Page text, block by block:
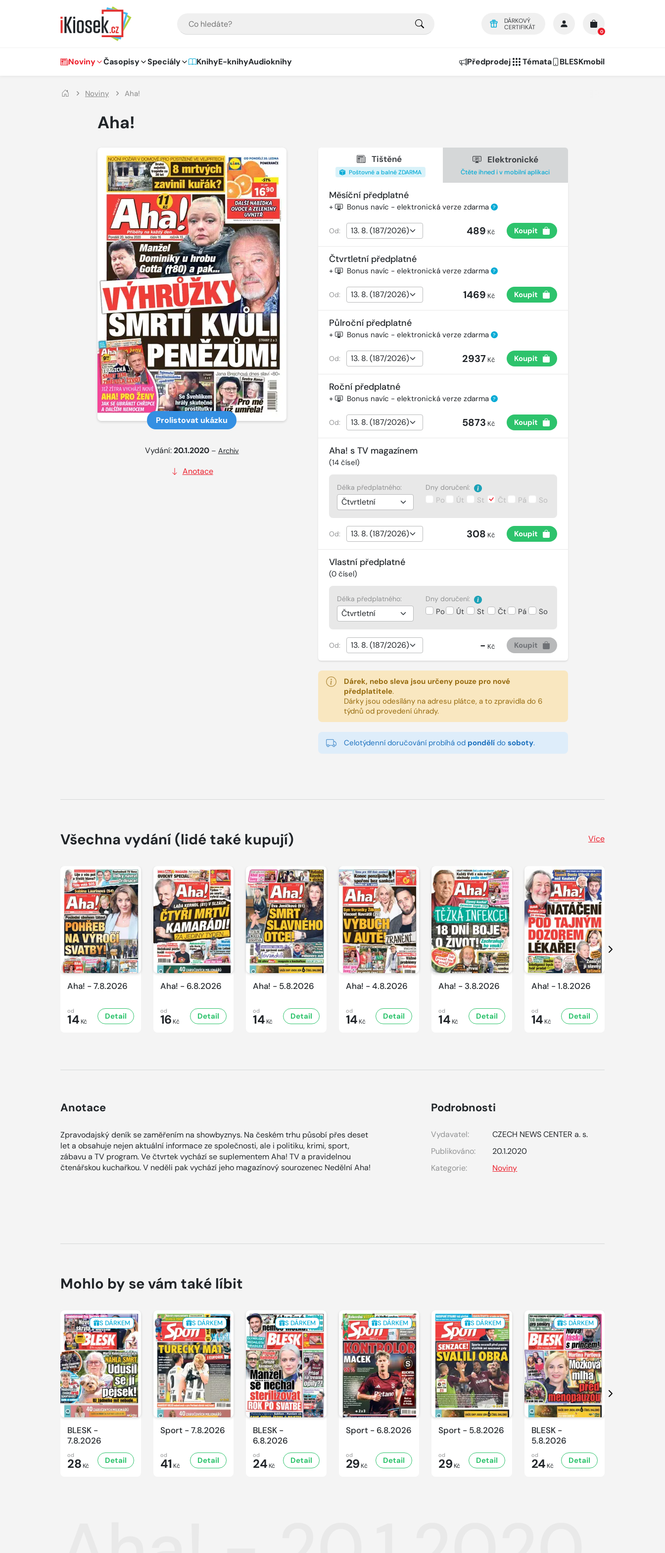
DÁRKOVÝ
CERTIFIKÁT
0
Hlavní navigace
Noviny Časopisy Speciály KnihyE-knihyAudioknihy Předprodej Témata BLESKmobil
Noviny Aha!
Aha!
Prolistovat ukázku
Vydání:20.1.2020 – Archiv
Anotace
Tištěné
Poštovné a balné ZDARMA
Elektronické
Čtěte ihned i v mobilní aplikaci
Měsíční předplatné
+ Bonus navíc - elektronická verze zdarma ?
Od: 489 Kč Koupit
Čtvrtletní předplatné
+ Bonus navíc - elektronická verze zdarma ?
Od: 1469 Kč Koupit
Půlroční předplatné
+ Bonus navíc - elektronická verze zdarma ?
Od: 2937 Kč Koupit
Roční předplatné
+ Bonus navíc - elektronická verze zdarma ?
Od: 5873 Kč Koupit
Aha! s TV magazínem
(14čísel)
Délka předplatného: Dny doručení:
Po Út St Čt Pá So
Od: 308 Kč Koupit
Vlastní předplatné
(0čísel)
Délka předplatného: Dny doručení:
Po Út St Čt Pá So
Od: - Kč Koupit
Dárek, nebo sleva jsou určeny pouze pro nové
předplatitele.
Dárky jsou odesílány na adresu plátce, a to zpravidla do 6
týdnů od provedení úhrady.
Celotýdenní doručování probíhá od pondělído soboty.
Všechna vydání (lidé také kupují) Více
Aha! - 7.8.2026
od
14 Kč
Detail
Aha! - 6.8.2026
od
16 Kč
Detail
Aha! - 5.8.2026
od
14 Kč
Detail
Aha! - 4.8.2026
od
14 Kč
Detail
Aha! - 3.8.2026
od
14 Kč
Detail
Aha! - 1.8.2026
od
14 Kč
Detail
Další
Anotace
Zpravodajský deník se zaměřením na showbyznys. Na českém trhu působí přes deset
let a obsahuje nejen aktuální informace ze společnosti, ale i politiku, krimi, sport,
zábavu a TV program. Ve čtvrtek vychází se suplementem Aha! TV a pravidelnou
čtenářskou kuchařkou. V neděli pak vychází jeho magazínový sourozenec Nedělní Aha!
Podrobnosti
Vydavatel:
CZECH NEWS CENTER a. s.
Publikováno:
20.1.2020
Kategorie:
Noviny
Mohlo by se vám také líbit
S DÁRKEM
BLESK -
7.8.2026
od
28 Kč
Detail
S DÁRKEM
Sport - 7.8.2026
od
41 Kč
Detail
S DÁRKEM
BLESK -
6.8.2026
od
24 Kč
Detail
S DÁRKEM
Sport - 6.8.2026
od
29 Kč
Detail
S DÁRKEM
Sport - 5.8.2026
od
29 Kč
Detail
S DÁRKEM
BLESK -
5.8.2026
od
24 Kč
Detail
Další